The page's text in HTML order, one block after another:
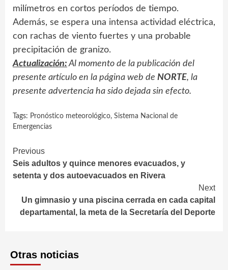
milímetros en cortos períodos de tiempo.
Además, se espera una intensa actividad eléctrica,
con rachas de viento fuertes y una probable
precipitación de granizo.
Actualización:Al momento de la publicación del
presente artículo en la página web de NORTE, la
presente advertencia ha sido dejada sin efecto.
Tags: Pronóstico meteorológico, Sistema Nacional de
Emergencias
Continue
Reading
Previous
Seis adultos y quince menores evacuados, y
setenta y dos autoevacuados en Rivera
Next
Un gimnasio y una piscina cerrada en cada capital
departamental, la meta de la Secretaría del Deporte
Otras noticias